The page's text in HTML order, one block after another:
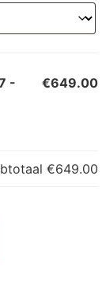
-
€649.00
€649.00